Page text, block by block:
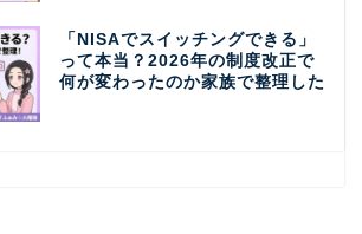
「NISAでスイッチングできる」
って本当？2026年の制度改正で
何が変わったのか家族で整理した